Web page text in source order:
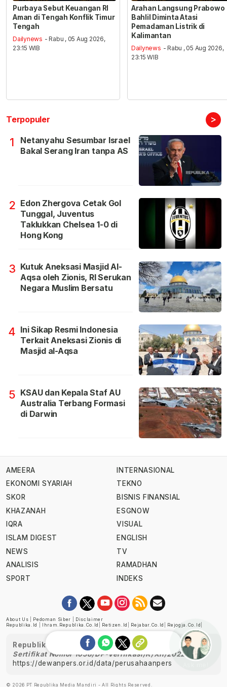
Purbaya Sebut Keuangan RI
Aman di Tengah Konflik Timur
Tengah
Dailynews - Rabu , 05 Aug 2026,
23:15 WIB
Arahan Langsung Prabowo
Bahlil Diminta Atasi
Pemadaman Listrik di
Kalimantan
Dailynews - Rabu , 05 Aug 2026,
23:15 WIB
Terpopuler >
1
Netanyahu Sesumbar Israel
Bakal Serang Iran tanpa AS
2 Edon Zhergova Cetak Gol
Tunggal, Juventus
Taklukkan Chelsea 1-0 di
Hong Kong
3 Kutuk Aneksasi Masjid Al-
Aqsa oleh Zionis, RI Serukan
Negara Muslim Bersatu
4 Ini Sikap Resmi Indonesia
Terkait Aneksasi Zionis di
Masjid al-Aqsa
5 KSAU dan Kepala Staf AU
Australia Terbang Formasi
di Darwin
AMEERA
EKONOMI SYARIAH
SKOR
KHAZANAH
IQRA
ISLAM DIGEST
NEWS
ANALISIS
SPORT
INTERNASIONAL
TEKNO
BISNIS FINANSIAL
ESGNOW
VISUAL
ENGLISH
TV
RAMADHAN
INDEKS
About Us Pedoman Siber
Disclaimer
Republika.id
Ihram.republika.co.id Retizen.id Rejabar.co.id Rejogja.co.id
Republika telah diverifikasi oleh Dewan Pers
Sertifikat Nomor 1058/DP-Verifikasi/K/XII/2022
https://dewanpers.or.id/data/perusahaanpers
© 2026 PT Republika Media Mandiri - All Rights Reserved.